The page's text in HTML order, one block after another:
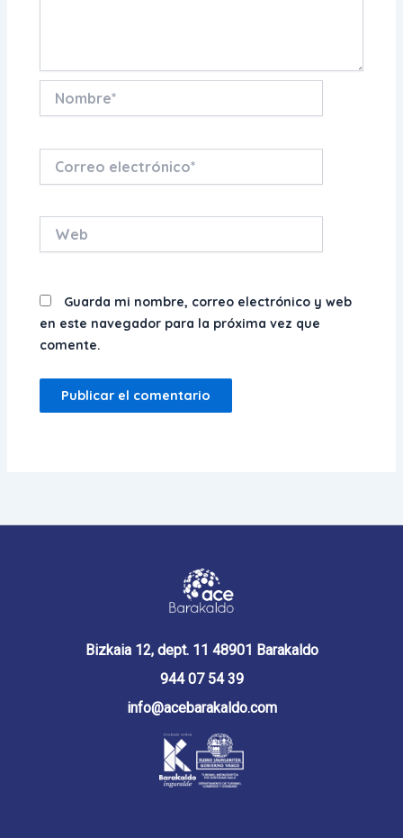
electrónico*
Guarda mi nombre, correo electrónico y web
en este navegador para la próxima vez que
comente.
Bizkaia 12, dept. 11 48901 Barakaldo
944 07 54 39
info@acebarakaldo.com